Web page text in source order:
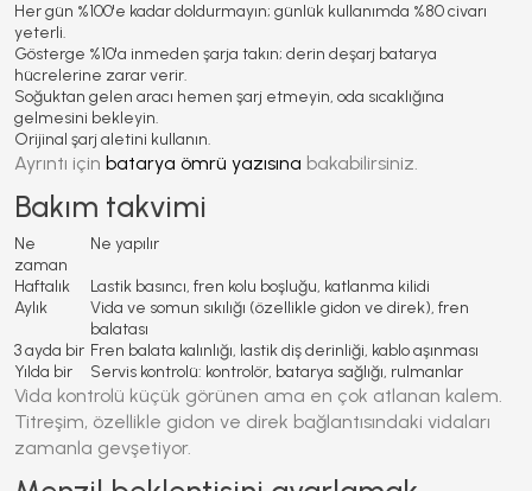
Her gün %100'e kadar doldurmayın; günlük kullanımda %80 civarı
yeterli.
Gösterge %10'a inmeden şarja takın; derin deşarj batarya
hücrelerine zarar verir.
Soğuktan gelen aracı hemen şarj etmeyin, oda sıcaklığına
gelmesini bekleyin.
Orijinal şarj aletini kullanın.
Ayrıntı için batarya ömrü yazısına bakabilirsiniz.
Bakım takvimi
Ne
zaman
Ne yapılır
Haftalık
Lastik basıncı, fren kolu boşluğu, katlanma kilidi
Aylık
Vida ve somun sıkılığı (özellikle gidon ve direk), fren
balatası
3 ayda bir Fren balata kalınlığı, lastik diş derinliği, kablo aşınması
Yılda bir
Servis kontrolü: kontrolör, batarya sağlığı, rulmanlar
Vida kontrolü küçük görünen ama en çok atlanan kalem.
Titreşim, özellikle gidon ve direk bağlantısındaki vidaları
zamanla gevşetiyor.